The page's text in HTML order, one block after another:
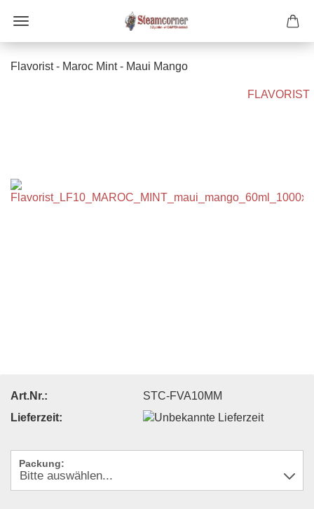
Flavorist - Maroc Mint - Maui Mango
FLAVORIST
Art.Nr.:
STC-FVA10MM
Lieferzeit:
Packung: